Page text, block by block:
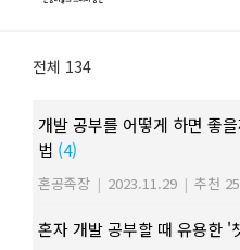
전체 134
개발 공부를 어떻게 하면 좋
법 (4)
혼공족장 | 2023.11.29 | 추천 25
혼자 개발 공부할 때 유용한 '